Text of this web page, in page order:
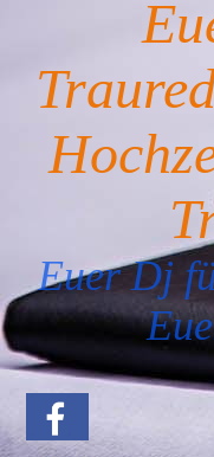
Euer Dj